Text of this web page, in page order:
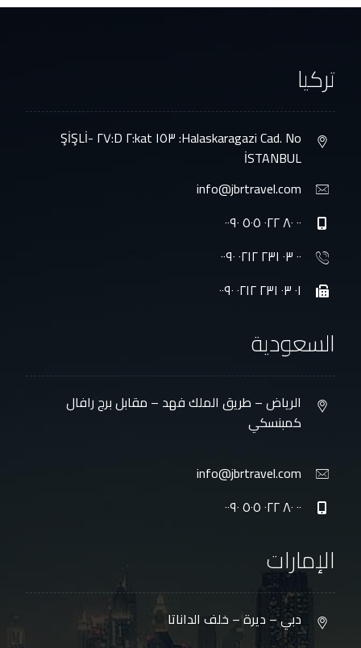
تركيا
Halaskaragazi Cad. No: ١٥٣ kat:٢ D:٢٧ ŞİŞLİ-
İSTANBUL
info@jbrtravel.com
٠٠ ٨٠ ٠٢٢ ٥٠٥ ٠٠٩٠
٠٠ ٠٣ ٢٣١ ٠٢١٢ ٠٠٩٠
٠١ ٠٣ ٢٣١ ٠٢١٢ ٠٠٩٠
السعودية
الرياض – طريق الملك فهد – مقابل برج رافال
كمبنسكي
info@jbrtravel.com
٠٠ ٨٠ ٠٢٢ ٥٠٥ ٠٠٩٠
الإمارات
دبي – ديرة – خلف الداناتا